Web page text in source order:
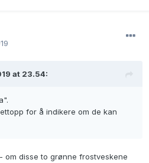
at 23.54:
for å indikere om de kan
om disse to grønne frostveskene